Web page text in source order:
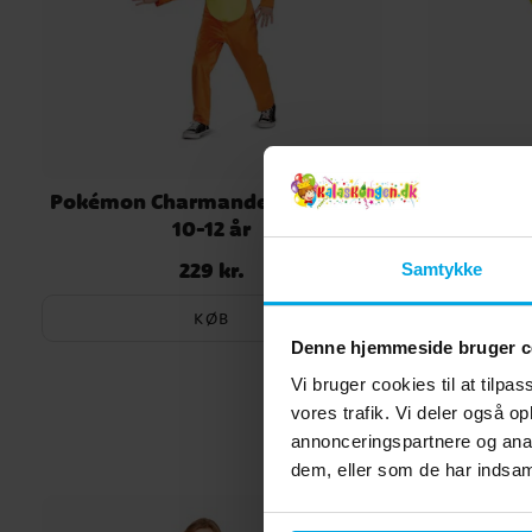
Samtykke
Denne hjemmeside bruger
Vi bruger cookies til at
vores trafik. Vi deler også
annonceringspartnere og
dem, eller som de har
Pokémon Charmander Kostume
10-12 år
Pris:229 kr.
229 kr.
KØB